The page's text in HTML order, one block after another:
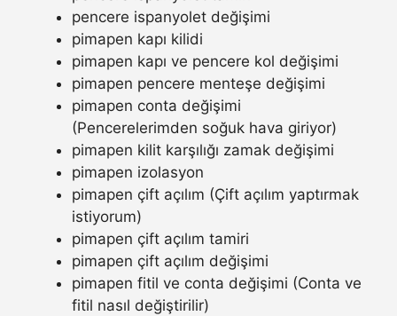
pencere ispanyolet değişimi
pimapen kapı kilidi
pimapen kapı ve pencere kol değişimi
pimapen pencere menteşe değişimi
pimapen conta değişimi
(Pencerelerimden soğuk hava giriyor)
pimapen kilit karşılığı zamak değişimi
pimapen izolasyon
pimapen çift açılım (Çift açılım yaptırmak
istiyorum)
pimapen çift açılım tamiri
pimapen çift açılım değişimi
pimapen fitil ve conta değişimi (Conta ve
fitil nasıl değiştirilir)